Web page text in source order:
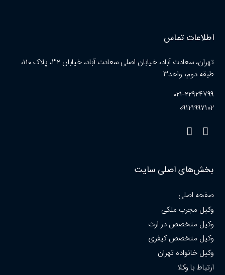
اطلاعات تماس
تهران، سعادت آباد، خیابان اصلی سعادت آباد، خیابان ۳۲، پلاک ۱۱۰،
طبقه دوم، واحد۳
۰۲۱-۲۲۹۲۴۷۹۹
۰۹۱۲۱۹۹۷۱۰۲
بخش‌های اصلی سایت
صفحه اصلی
وکیل مجرب ملکی
وکیل متخصص در ارث
وکیل متخصص کیفری
وکیل خانواده تهران
ارتباط با وکلا